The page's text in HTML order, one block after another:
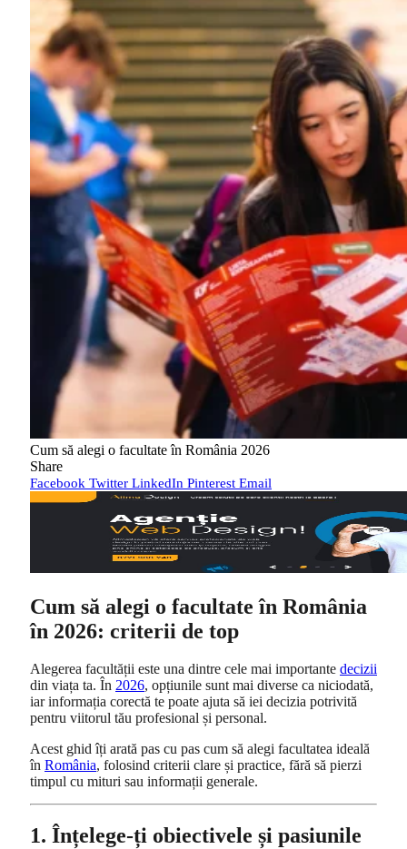
Cum să alegi o facultate în România 2026
Share
Facebook Twitter LinkedIn Pinterest Email
Cum să alegi o facultate în România
în 2026: criterii de top
Alegerea facultății este una dintre cele mai importante decizii
din viața ta. În 2026, opțiunile sunt mai diverse ca niciodată,
iar informația corectă te poate ajuta să iei decizia potrivită
pentru viitorul tău profesional și personal.
Acest ghid îți arată pas cu pas cum să alegi facultatea ideală
în România, folosind criterii clare și practice, fără să pierzi
timpul cu mituri sau informații generale.
1. Înțelege-ți obiectivele și pasiunile